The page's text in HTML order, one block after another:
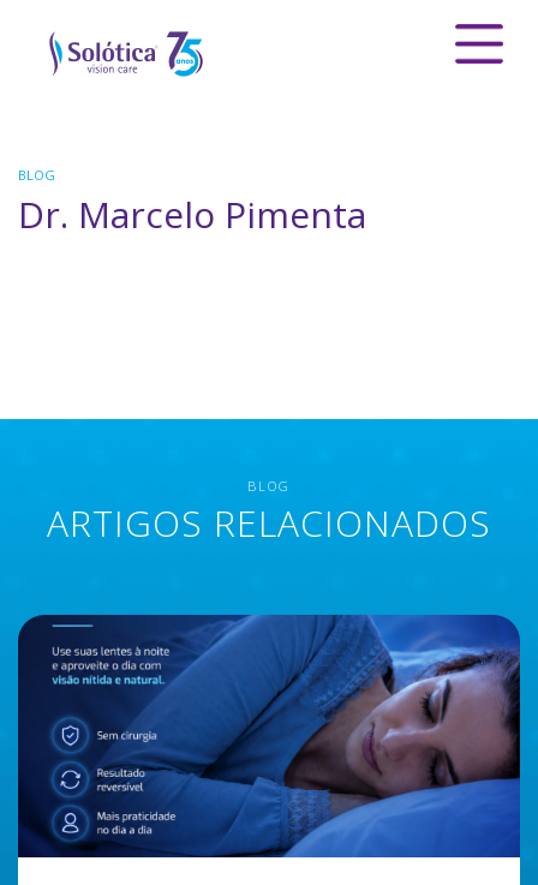
BLOG
Dr. Marcelo Pimenta
BLOG
ARTIGOS RELACIONADOS